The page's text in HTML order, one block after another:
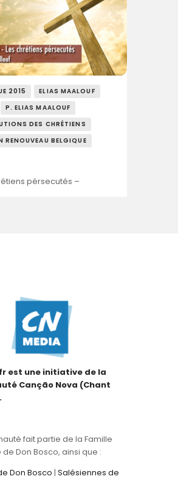
2015
ELIAS MAALOUF
P. ELIAS MAALOUF
DES CHRÉTIENS
RENOUVEAU BELGIQUE
pérsecutés –
est une initiative de la
Canção Nova (Chant
fait partie de la Famille
Don Bosco, ainsi que :
Don Bosco | Salésiennes de